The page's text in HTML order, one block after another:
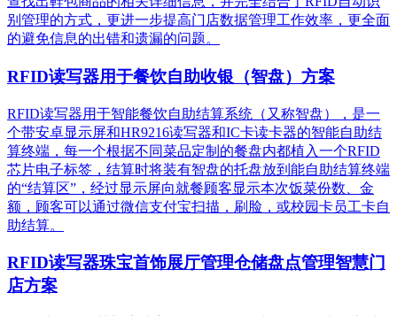
别管理的方式，更进一步提高门店数据管理工作效率，更全面
的避免信息的出错和遗漏的问题。
RFID读写器用于餐饮自助收银（智盘）方案
RFID读写器用于智能餐饮自助结算系统（又称智盘），是一
个带安卓显示屏和HR9216读写器和IC卡读卡器的智能自助结
算终端，每一个根据不同菜品定制的餐盘内都植入一个RFID
芯片电子标签，结算时将装有智盘的托盘放到能自助结算终端
的“结算区”，经过显示屏向就餐顾客显示本次饭菜份数、金
额，顾客可以通过微信支付宝扫描，刷脸，或校园卡员工卡自
助结算。
RFID读写器珠宝首饰展厅管理仓储盘点管理智慧门
店方案